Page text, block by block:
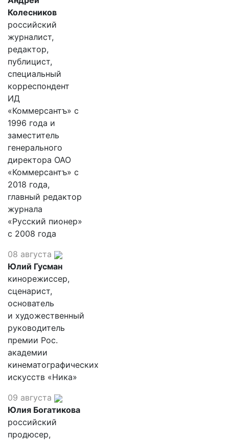
Колесников
российский
журналист,
редактор,
публицист,
специальный
корреспондент
ИД
«Коммерсантъ» с
1996 года и
заместитель
генерального
директора ОАО
«Коммерсантъ» с
2018 года,
главный редактор
журнала
«Русский пионер»
с 2008 года
08 августа
Юлий Гусман
кинорежиссер,
сценарист,
основатель
и художественный
руководитель
премии Рос.
академии
кинематографических
искусств «Ника»
09 августа
Юлия Богатикова
российский
продюсер,